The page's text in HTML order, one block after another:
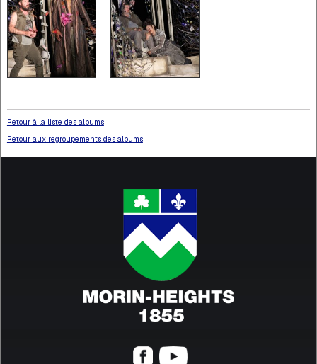
Retour à la liste des albums
Retour aux regroupements des albums